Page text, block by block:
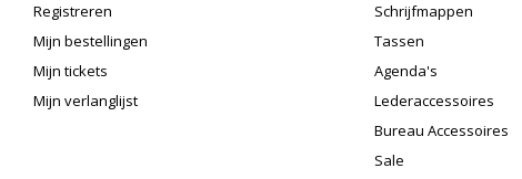
Registreren
Mijn bestellingen
Mijn tickets
Mijn verlanglijst
Schrijfmappen
Tassen
Agenda's
Lederaccessoires
Bureau Accessoires
Sale